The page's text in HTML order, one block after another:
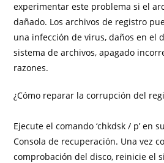
experimentar este problema si el
dañado. Los archivos de registro
una infección de virus, daños en el
sistema de archivos, apagado
razones.
¿Cómo reparar la corrupción del
Ejecute el comando ‘chkdsk / p’ en
Consola de recuperación. Una vez
comprobación del disco, reinicie el